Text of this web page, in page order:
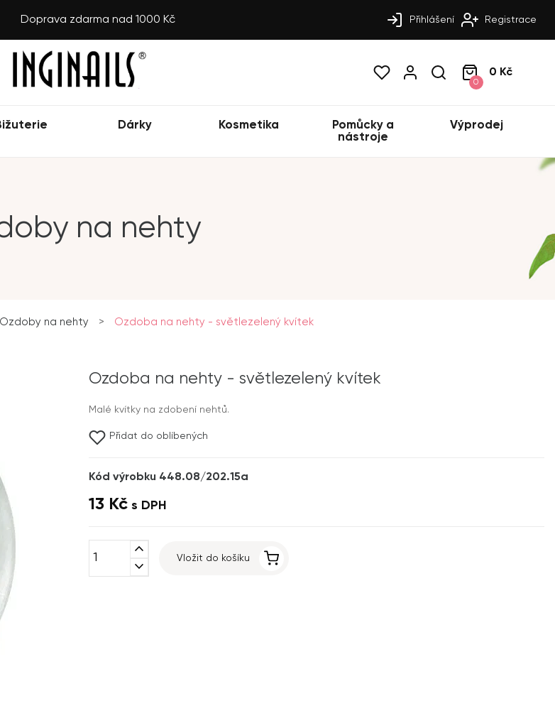
Doprava zdarma nad 1000 Kč Přihlášení Registrace
0
0 Kč
Dárky Kosmetika
Pomůcky a
nástroje
Výprodej
na nehty
Ozdoby na nehty > Ozdoba na nehty - světlezelený kvítek
Ozdoba na nehty - světlezelený kvítek
Malé kvítky na zdobení nehtů.
Přidat do oblíbených
Kód výrobku 448.08/202.15a
13 Kč s DPH
expand_less
expand_more
Vložit do košíku